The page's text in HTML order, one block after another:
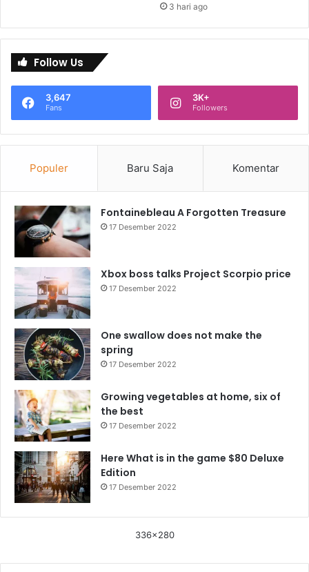
3 hari ago
Follow Us
3,647
Fans
3K+
Followers
Populer Baru Saja Komentar
Fontainebleau A Forgotten Treasure
17 Desember 2022
Xbox boss talks Project Scorpio price
17 Desember 2022
One swallow does not make the
spring
17 Desember 2022
Growing vegetables at home, six of
the best
17 Desember 2022
Here What is in the game $80 Deluxe
Edition
17 Desember 2022
336x280